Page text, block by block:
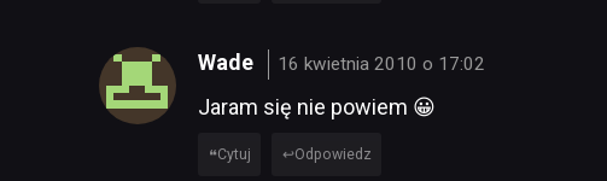
Wade 16 kwietnia 2010 o 17:02
Jaram się nie powiem 😀
Cytuj Odpowiedz